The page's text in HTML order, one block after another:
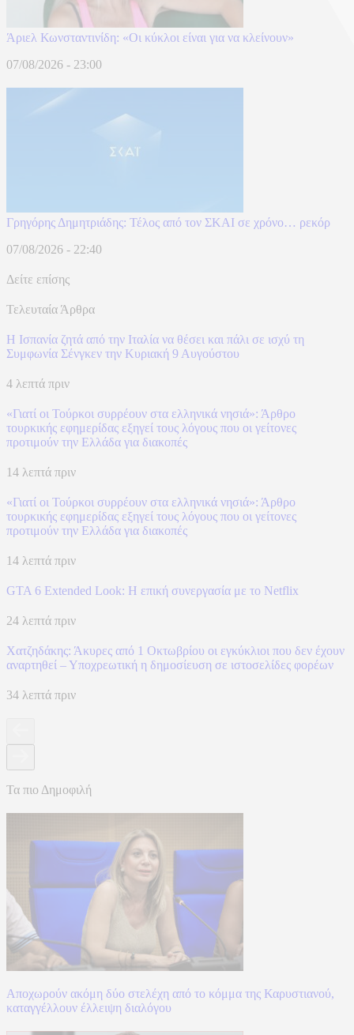
Άριελ Κωνσταντινίδη: «Oι κύκλοι είναι για να κλείνουν»
07/08/2026 - 23:00
Γρηγόρης Δημητριάδης: Τέλος από τον ΣΚΑΙ σε χρόνο… ρεκόρ
07/08/2026 - 22:40
Δείτε επίσης
Τελευταία Άρθρα
H Ισπανία ζητά από την Ιταλία να θέσει και πάλι σε ισχύ τη
Συμφωνία Σένγκεν την Κυριακή 9 Αυγούστου
4 λεπτά πριν
«Γιατί οι Τούρκοι συρρέουν στα ελληνικά νησιά»: Άρθρο
τουρκικής εφημερίδας εξηγεί τους λόγους που οι γείτονες
προτιμούν την Ελλάδα για διακοπές
14 λεπτά πριν
«Γιατί οι Τούρκοι συρρέουν στα ελληνικά νησιά»: Άρθρο
τουρκικής εφημερίδας εξηγεί τους λόγους που οι γείτονες
προτιμούν την Ελλάδα για διακοπές
14 λεπτά πριν
GTA 6 Extended Look: Η επική συνεργασία με το Netflix
24 λεπτά πριν
Χατζηδάκης: Άκυρες από 1 Οκτωβρίου οι εγκύκλιοι που δεν έχουν
αναρτηθεί – Υποχρεωτική η δημοσίευση σε ιστοσελίδες φορέων
34 λεπτά πριν
Τα πιο Δημοφιλή
Αποχωρούν ακόμη δύο στελέχη από το κόμμα της Καρυστιανού,
καταγγέλλουν έλλειψη διαλόγου